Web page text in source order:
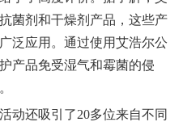
菌剂和干燥剂产品，这些产
泛应用。通过使用艾浩尔公
产品免受湿气和霉菌的侵
动还吸引了20多位来自不同